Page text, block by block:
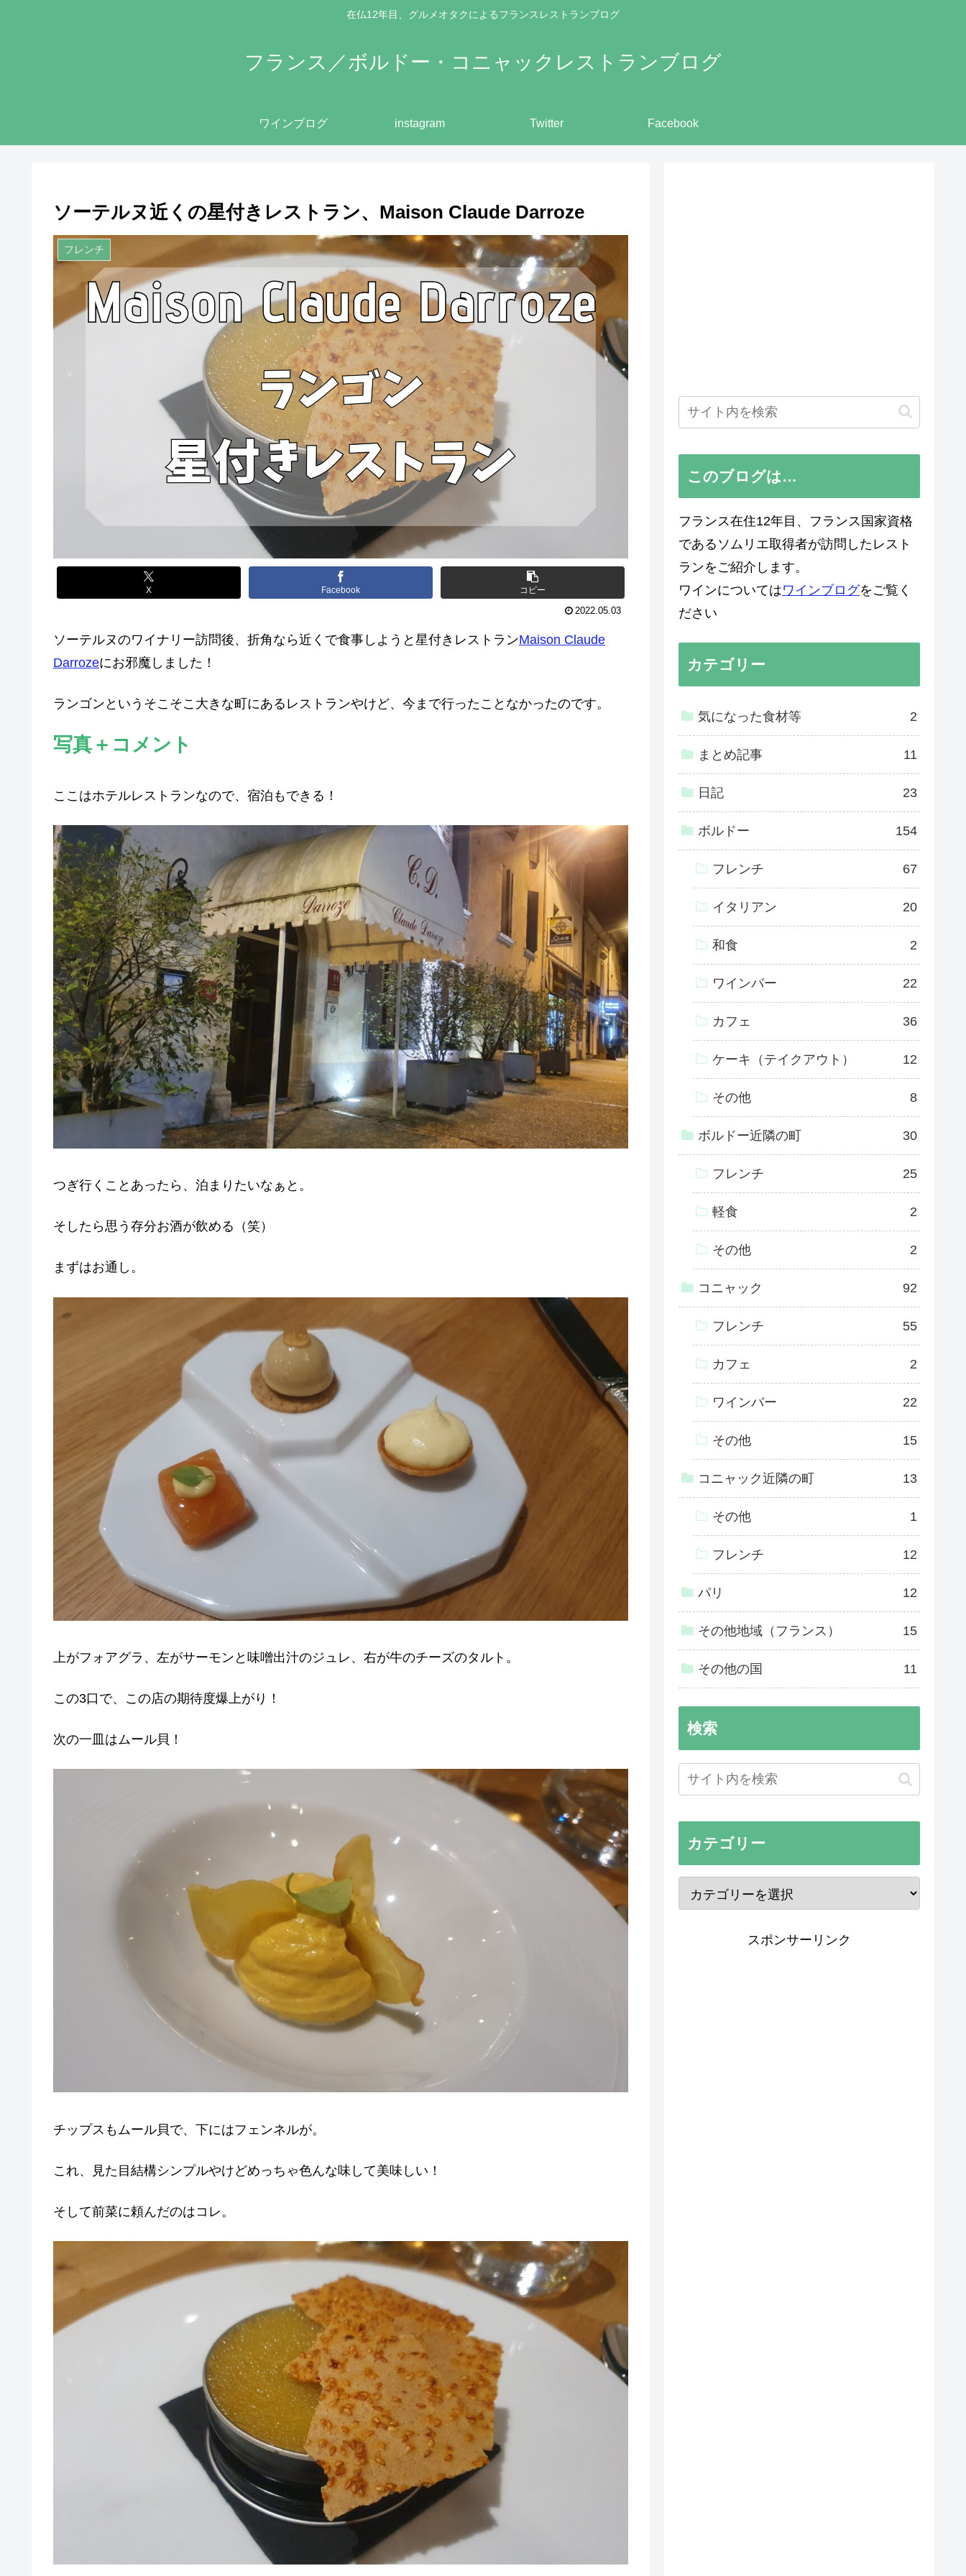
在仏12年目、グルメオタクによるフランスレストランブログ
フランス／ボルドー・コニャックレストランブログ
ワインブログ instagram Twitter Facebook
ソーテルヌ近くの星付きレストラン、Maison Claude Darroze
フレンチ
X Facebook コピー
2022.05.03
ソーテルヌのワイナリー訪問後、折角なら近くで食事しようと星付きレストランMaison Claude
Darrozeにお邪魔しました！
ランゴンというそこそこ大きな町にあるレストランやけど、今まで行ったことなかったのです。
写真＋コメント
ここはホテルレストランなので、宿泊もできる！
つぎ行くことあったら、泊まりたいなぁと。
そしたら思う存分お酒が飲める（笑）
まずはお通し。
上がフォアグラ、左がサーモンと味噌出汁のジュレ、右が牛のチーズのタルト。
この3口で、この店の期待度爆上がり！
次の一皿はムール貝！
チップスもムール貝で、下にはフェンネルが。
これ、見た目結構シンプルやけどめっちゃ色んな味して美味しい！
そして前菜に頼んだのはコレ。
このブログは…
フランス在住12年目、フランス国家資格
であるソムリエ取得者が訪問したレスト
ランをご紹介します。
ワインについてはワインブログをご覧く
ださい
カテゴリー
気になった食材等 2
まとめ記事 11
日記 23
ボルドー 154
フレンチ 67
イタリアン 20
和食 2
ワインバー 22
カフェ 36
ケーキ（テイクアウト） 12
その他 8
ボルドー近隣の町 30
フレンチ 25
軽食 2
その他 2
コニャック 92
フレンチ 55
カフェ 2
ワインバー 22
その他 15
コニャック近隣の町 13
その他 1
フレンチ 12
パリ 12
その他地域（フランス） 15
その他の国 11
検索
カテゴリー
スポンサーリンク